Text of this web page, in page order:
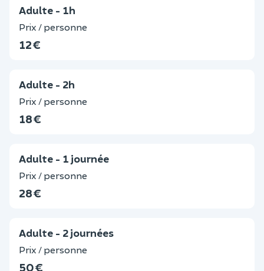
Adulte - 1h
Prix / personne
12 €
Adulte - 2h
Prix / personne
18 €
Adulte - 1 journée
Prix / personne
28 €
Adulte - 2 journées
Prix / personne
50 €